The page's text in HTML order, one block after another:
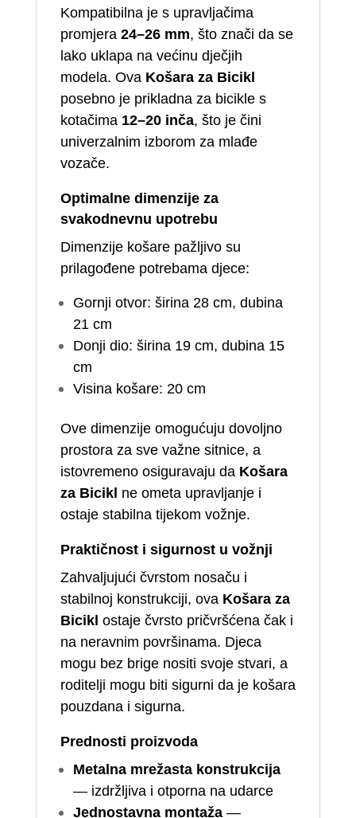
Kompatibilna je s upravljačima
promjera 24–26 mm, što znači da se
lako uklapa na većinu dječjih
modela. Ova Košara za Bicikl
posebno je prikladna za bicikle s
kotačima 12–20 inča, što je čini
univerzalnim izborom za mlađe
vozače.
Optimalne dimenzije za
svakodnevnu upotrebu
Dimenzije košare pažljivo su
prilagođene potrebama djece:
Gornji otvor: širina 28 cm, dubina
21 cm
Donji dio: širina 19 cm, dubina 15
cm
Visina košare: 20 cm
Ove dimenzije omogućuju dovoljno
prostora za sve važne sitnice, a
istovremeno osiguravaju da Košara
za Bicikl ne ometa upravljanje i
ostaje stabilna tijekom vožnje.
Praktičnost i sigurnost u vožnji
Zahvaljujući čvrstom nosaču i
stabilnoj konstrukciji, ova Košara za
Bicikl ostaje čvrsto pričvršćena čak i
na neravnim površinama. Djeca
mogu bez brige nositi svoje stvari, a
roditelji mogu biti sigurni da je košara
pouzdana i sigurna.
Prednosti proizvoda
Metalna mrežasta konstrukcija
— izdržljiva i otporna na udarce
Jednostavna montaža—